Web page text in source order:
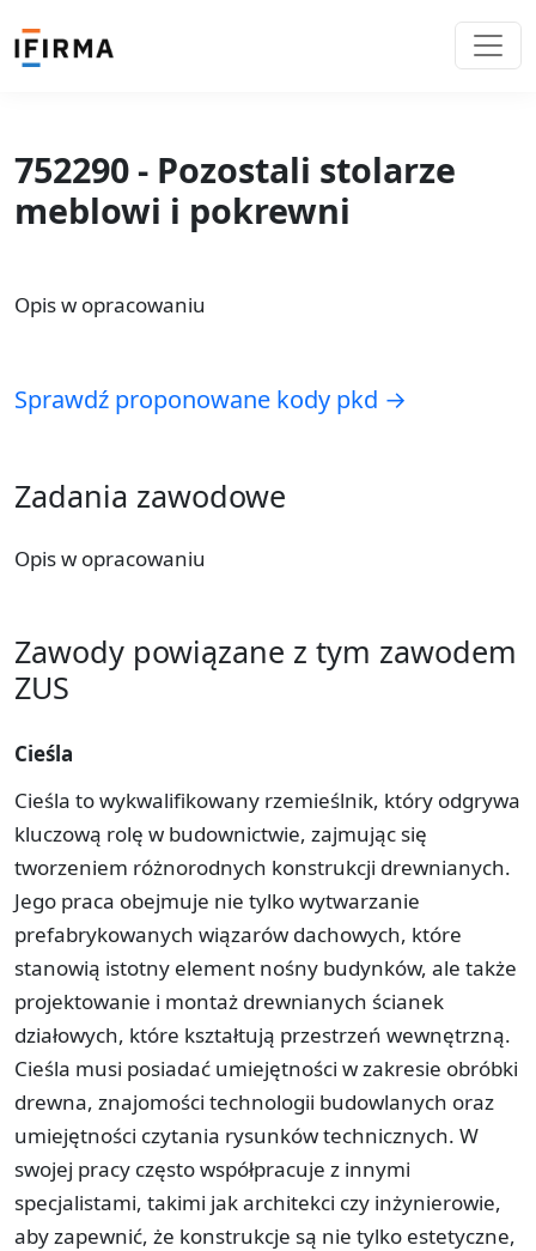
752290 - Pozostali stolarze
meblowi i pokrewni
Opis w opracowaniu
Sprawdź proponowane kody pkd →
Zadania zawodowe
Opis w opracowaniu
Zawody powiązane z tym zawodem
ZUS
Cieśla
Cieśla to wykwalifikowany rzemieślnik, który odgrywa
kluczową rolę w budownictwie, zajmując się
tworzeniem różnorodnych konstrukcji drewnianych.
Jego praca obejmuje nie tylko wytwarzanie
prefabrykowanych wiązarów dachowych, które
stanowią istotny element nośny budynków, ale także
projektowanie i montaż drewnianych ścianek
działowych, które kształtują przestrzeń wewnętrzną.
Cieśla musi posiadać umiejętności w zakresie obróbki
drewna, znajomości technologii budowlanych oraz
umiejętności czytania rysunków technicznych. W
swojej pracy często współpracuje z innymi
specjalistami, takimi jak architekci czy inżynierowie,
aby zapewnić, że konstrukcje są nie tylko estetyczne,